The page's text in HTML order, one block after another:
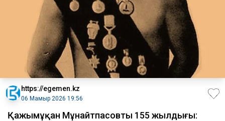
https://egemen.kz
06 Мамыр 2026 19:56
Қажымұқан Мұнайтпасовтың 155 жылдығы: